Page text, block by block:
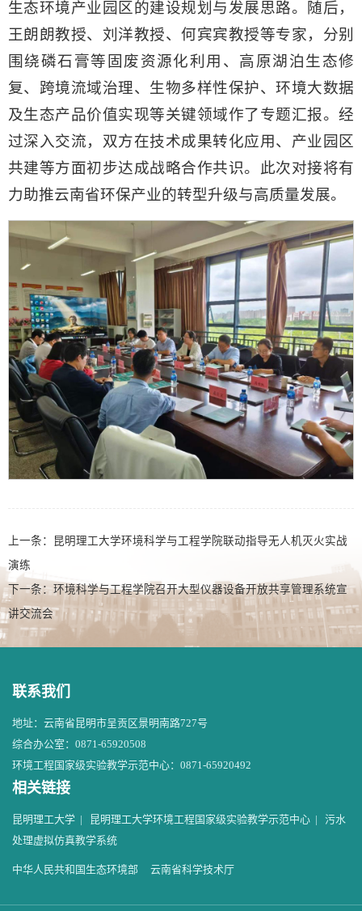
生态环境产业园区的建设规划与发展思路。随后，
王朗朗教授、刘洋教授、何宾宾教授等专家，分别
围绕磷石膏等固废资源化利用、高原湖泊生态修
复、跨境流域治理、生物多样性保护、环境大数据
及生态产品价值实现等关键领域作了专题汇报。经
过深入交流，双方在技术成果转化应用、产业园区
共建等方面初步达成战略合作共识。此次对接将有
力助推云南省环保产业的转型升级与高质量发展。
上一条：
昆明理工大学环境科学与工程学院联动指导无人机灭火实战
演练
下一条： 环境科学与工程学院召开大型仪器设备开放共享管理系统宣
讲交流会
联系我们
地址：云南省昆明市呈贡区景明南路727号
综合办公室：0871-65920508
环境工程国家级实验教学示范中心：0871-65920492
相关链接
昆明理工大学 | 昆明理工大学环境工程国家级实验教学示范中心 | 污水
处理虚拟仿真教学系统
中华人民共和国生态环境部 云南省科学技术厅